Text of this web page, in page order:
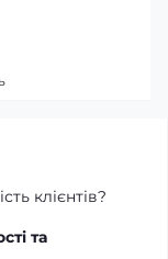
клієнтів?
та